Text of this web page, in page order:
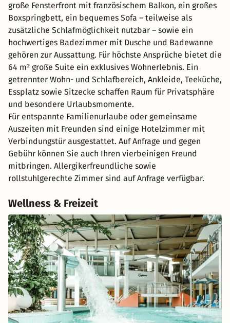
große Fensterfront mit französischem Balkon, ein großes
Boxspringbett, ein bequemes Sofa – teilweise als
zusätzliche Schlafmöglichkeit nutzbar – sowie ein
hochwertiges Badezimmer mit Dusche und Badewanne
gehören zur Aussattung. Für höchste Ansprüche bietet die
64 m² große Suite ein exklusives Wohnerlebnis. Ein
getrennter Wohn- und Schlafbereich, Ankleide, Teeküche,
Essplatz sowie Sitzecke schaffen Raum für Privatsphäre
und besondere Urlaubsmomente.
Für entspannte Familienurlaube oder gemeinsame
Auszeiten mit Freunden sind einige Hotelzimmer mit
Verbindungstür ausgestattet. Auf Anfrage und gegen
Gebühr können Sie auch Ihren vierbeinigen Freund
mitbringen. Allergikerfreundliche sowie
rollstuhlgerechte Zimmer sind auf Anfrage verfügbar.
Wellness & Freizeit